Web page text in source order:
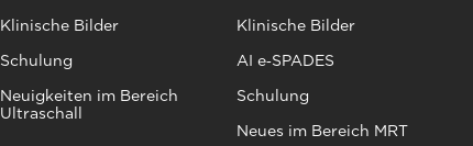
Klinische Bilder
Schulung
Neuigkeiten im Bereich
Ultraschall
Klinische Bilder
AI e‑SPADES
Schulung
Neues im Bereich MRT